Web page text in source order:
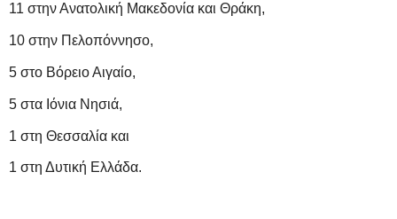
11 στην Ανατολική Μακεδονία και Θράκη,
10 στην Πελοπόννησο,
5 στο Βόρειο Αιγαίο,
5 στα Ιόνια Νησιά,
1 στη Θεσσαλία και
1 στη Δυτική Ελλάδα.